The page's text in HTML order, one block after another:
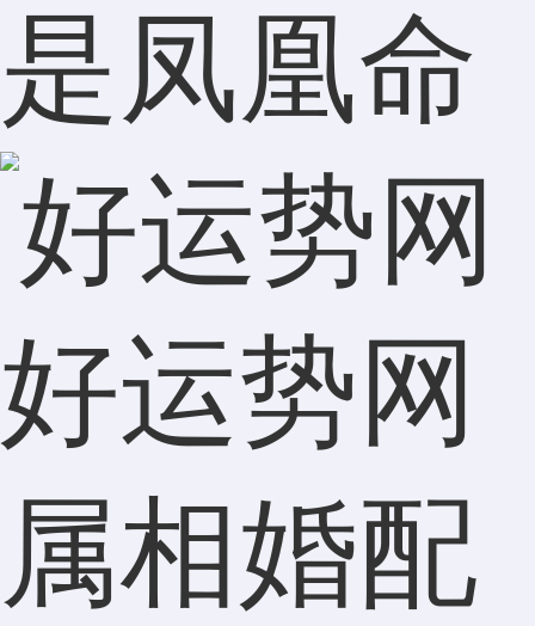
是凤凰命
好运势网
属相婚配